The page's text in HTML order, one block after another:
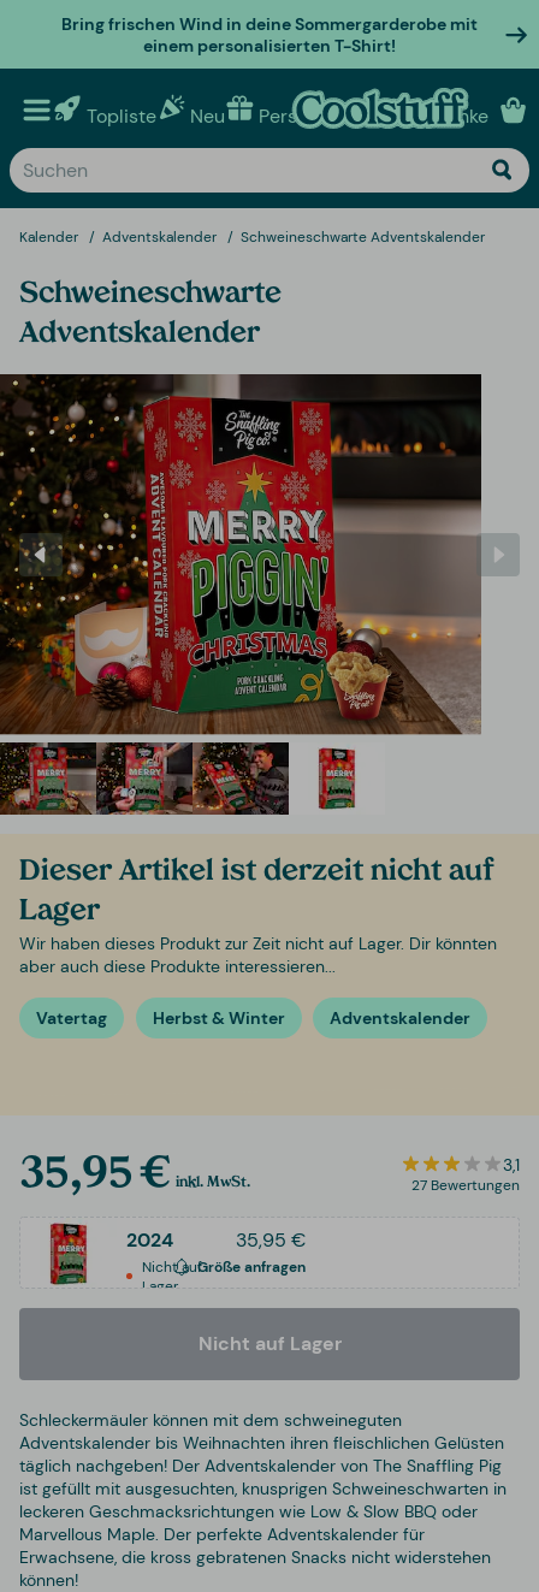
Bring frischen Wind in deine Sommergarderobe mit
einem personalisierten T-Shirt!
Topliste Neu Personalisierte geschenke
Kalender Adventskalender Schweineschwarte Adventskalender
Schweineschwarte
Adventskalender
Dieser Artikel ist derzeit nicht auf
Lager
Wir haben dieses Produkt zur Zeit nicht auf Lager. Dir könnten
aber auch diese Produkte interessieren...
Vatertag Herbst & Winter Adventskalender
35,95 € inkl. MwSt.
3,1
27 Bewertungen
2024 35,95 €
Nicht auf
Lager
Größe anfragen
Nicht auf Lager
Schleckermäuler können mit dem schweineguten
Adventskalender bis Weihnachten ihren fleischlichen Gelüsten
täglich nachgeben! Der Adventskalender von The Snaffling Pig
ist gefüllt mit ausgesuchten, knusprigen Schweineschwarten in
leckeren Geschmacksrichtungen wie Low & Slow BBQ oder
Marvellous Maple. Der perfekte Adventskalender für
Erwachsene, die kross gebratenen Snacks nicht widerstehen
können!